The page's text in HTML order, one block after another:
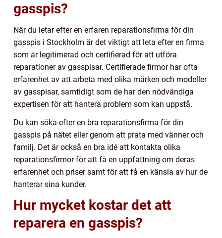
gasspis?
När du letar efter en erfaren reparationsfirma för din
gasspis i Stockholm är det viktigt att leta efter en firma
som är legitimerad och certifierad för att utföra
reparationer av gasspisar. Certifierade firmor har ofta
erfarenhet av att arbeta med olika märken och modeller
av gasspisar, samtidigt som de har den nödvändiga
expertisen för att hantera problem som kan uppstå.
Du kan söka efter en bra reparationsfirma för din
gasspis på nätet eller genom att prata med vänner och
familj. Det är också en bra idé att kontakta olika
reparationsfirmor för att få en uppfattning om deras
erfarenhet och priser samt för att få en känsla av hur de
hanterar sina kunder.
Hur mycket kostar det att
reparera en gasspis?